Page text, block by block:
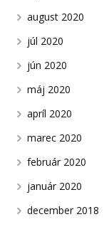
august 2020
júl 2020
jún 2020
máj 2020
apríl 2020
marec 2020
február 2020
január 2020
december 2018